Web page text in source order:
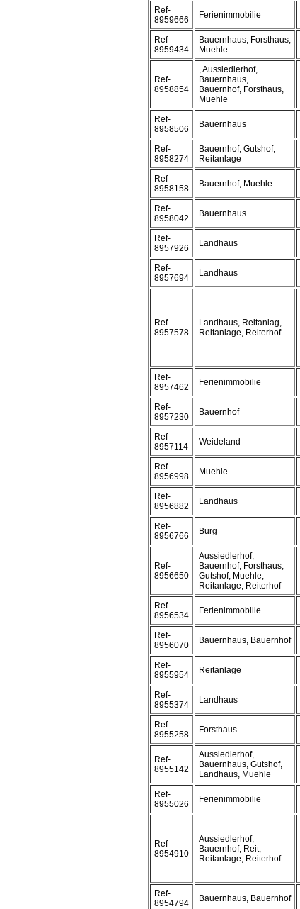
Ref-
8959666
Ferienimmobilie
Ref-
8959434
Bauernhaus, Forsthaus,
Muehle
Ref-
8958854
, Aussiedlerhof,
Bauernhaus,
Bauernhof, Forsthaus,
Muehle
Ref-
8958506
Bauernhaus
Ref-
8958274
Bauernhof, Gutshof,
Reitanlage
Ref-
8958158
Bauernhof, Muehle
Ref-
8958042
Bauernhaus
Ref-
8957926
Landhaus
Ref-
8957694
Landhaus
Ref-
8957578
Landhaus, Reitanlag,
Reitanlage, Reiterhof
Ref-
8957462
Ferienimmobilie
Ref-
8957230
Bauernhof
Ref-
8957114
Weideland
Ref-
8956998
Muehle
Ref-
8956882
Landhaus
Ref-
8956766
Burg
Ref-
8956650
Aussiedlerhof,
Bauernhof, Forsthaus,
Gutshof, Muehle,
Reitanlage, Reiterhof
Ref-
8956534
Ferienimmobilie
Ref-
8956070
Bauernhaus, Bauernhof
Ref-
8955954
Reitanlage
Ref-
8955374
Landhaus
Ref-
8955258
Forsthaus
Ref-
8955142
Aussiedlerhof,
Bauernhaus, Gutshof,
Landhaus, Muehle
Ref-
8955026
Ferienimmobilie
Ref-
8954910
Aussiedlerhof,
Bauernhof, Reit,
Reitanlage, Reiterhof
Ref-
8954794
Bauernhaus, Bauernhof